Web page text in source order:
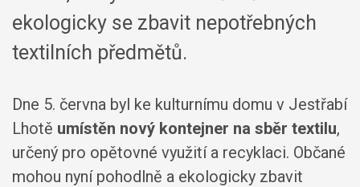
ekologicky se zbavit nepotřebných
textilních předmětů.
Dne 5. června byl ke kulturnímu domu v Jestřabí
Lhotě umístěn nový kontejner na sběr textilu,
určený pro opětovné využití a recyklaci. Občané
mohou nyní pohodlně a ekologicky zbavit